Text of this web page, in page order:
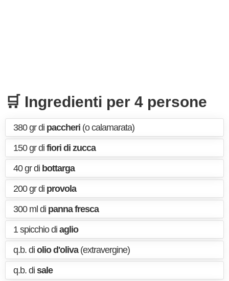
🛒 Ingredienti per 4 persone
380 gr di paccheri (o calamarata)
150 gr di fiori di zucca
40 gr di bottarga
200 gr di provola
300 ml di panna fresca
1 spicchio di aglio
q.b. di olio d'oliva(extravergine)
q.b. di sale